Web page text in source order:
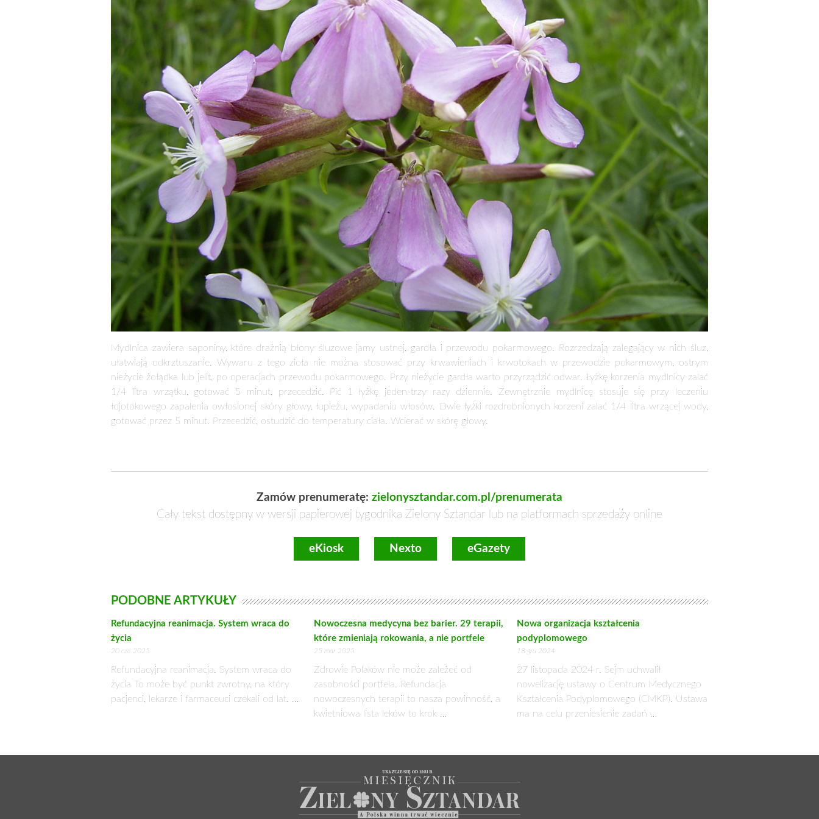
Mydlnica zawiera saponiny, które drażnią błony śluzowe jamy ustnej, gardła i przewodu pokarmowego. Rozrzedzają zalegający w nich śluz,
ułatwiają odkrztuszanie. Wywaru z tego zioła nie można stosować przy krwawieniach i krwotokach w przewodzie pokarmowym, ostrym
nieżycie żołądka lub jelit, po operacjach przewodu pokarmowego. Przy nieżycie gardła warto przyrządzić odwar. Łyżkę korzenia mydlnicy zalać
1/4 litra wrzątku, gotować 5 minut, przecedzić. Pić 1 łyżkę jeden-trzy razy dziennie. Zewnętrznie mydlnicę stosuje się przy leczeniu
łojotokowego zapalenia owłosionej skóry głowy, łupieżu, wypadaniu włosów. Dwie łyżki rozdrobnionych korzeni zalać 1/4 litra wrzącej wody,
gotować przez 5 minut. Przecedzić, ostudzić do temperatury ciała. Wcierać w skórę głowy.
Zamów prenumeratę: zielonysztandar.com.pl/prenumerata
Cały tekst dostępny w wersji papierowej tygodnika Zielony Sztandar lub na platformach sprzedaży online
eKiosk Nexto eGazety
PODOBNE ARTYKUŁY
Refundacyjna reanimacja. System wraca do
życia
20 cze 2025
Refundacyjna reanimacja. System wraca do
życia To może być punkt zwrotny, na który
pacjenci, lekarze i farmaceuci czekali od lat. …
Nowoczesna medycyna bez barier. 29 terapii,
które zmieniają rokowania, a nie portfele
25 mar 2025
Zdrowie Polaków nie może zależeć od
zasobności portfela. Refundacja
nowoczesnych terapii to nasza powinność, a
kwietniowa lista leków to krok …
Nowa organizacja kształcenia
podyplomowego
18 gru 2024
27 listopada 2024 r. Sejm uchwalił
nowelizację ustawy o Centrum Medycznego
Kształcenia Podyplomowego (CMKP). Ustawa
ma na celu przeniesienie zadań …